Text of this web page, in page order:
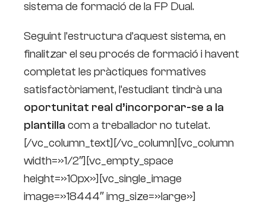
sistema de formació de la FP Dual.
Seguint l’estructura d’aquest sistema, en
finalitzar el seu procés de formació i havent
completat les pràctiques formatives
satisfactòriament, l’estudiant tindrà una
oportunitat real d’incorporar-se a la
plantilla com a treballador no tutelat.
[/vc_column_text][/vc_column][vc_column
width=»1/2″][vc_empty_space
height=»10px»][vc_single_image
image=»18444″ img_size=»large»]